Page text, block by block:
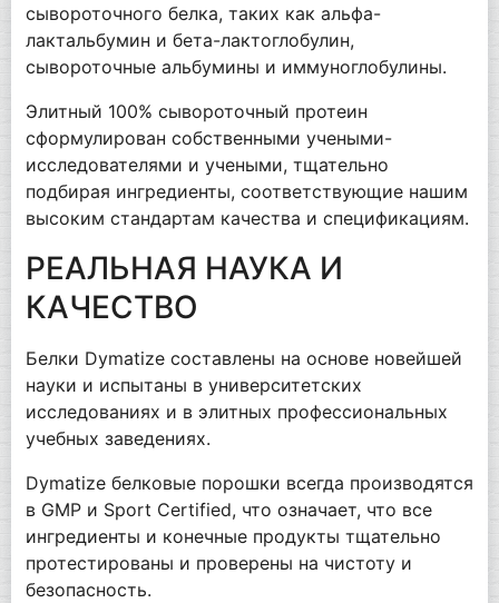
сывороточного белка, таких как альфа-
лактальбумин и бета-лактоглобулин,
сывороточные альбумины и иммуноглобулины.
Элитный 100% сывороточный протеин
сформулирован собственными учеными-
исследователями и учеными, тщательно
подбирая ингредиенты, соответствующие нашим
высоким стандартам качества и спецификациям.
РЕАЛЬНАЯ НАУКА И
КАЧЕСТВО
Белки Dymatize составлены на основе новейшей
науки и испытаны в университетских
исследованиях и в элитных профессиональных
учебных заведениях.
Dymatize белковые порошки всегда производятся
в GMP и Sport Certified, что означает, что все
ингредиенты и конечные продукты тщательно
протестированы и проверены на чистоту и
безопасность.